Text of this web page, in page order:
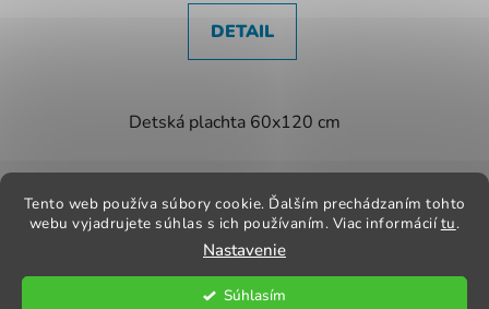
Tento web používa súbory cookie. Ďalším prechádzaním tohto
webu vyjadrujete súhlas s ich používaním. Viac informáciítu.
Nastavenie
Súhlasím
DETAIL
Detská plachta 60x120 cm
Z
Kontakt Obchodné podmienky
Odstúpenie od zmluvy
Reklamačný poriadok Obchodné podmienky